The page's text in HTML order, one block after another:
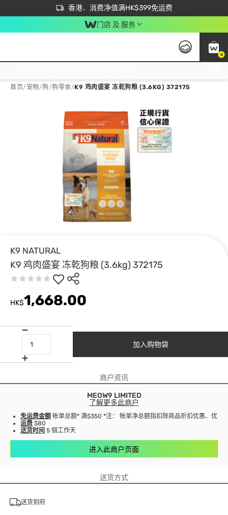
香港．消费净值满HK$399免运费
立即成为易赏钱会员尽享独家优惠
首次APP下单买满$450 输入 NEWAPP 即减$50
门店 及 服务
0
首页/ 宠物/狗/狗零食/K9 鸡肉盛宴 冻乾狗粮 (3.6KG) 372175
K9 NATURAL
K9 鸡肉盛宴 冻乾狗粮 (3.6kg) 372175
HK$1,668.00
加入购物袋
商户资讯
MEOW9 LIMITED
了解更多此商户
免运费金额 帐单总额* 满$350 *注： 帐单净总额指扣除商品折扣优惠、优惠
运费 $80
送货时间 5 個工作天
进入此商户页面
送货方式
送货到府